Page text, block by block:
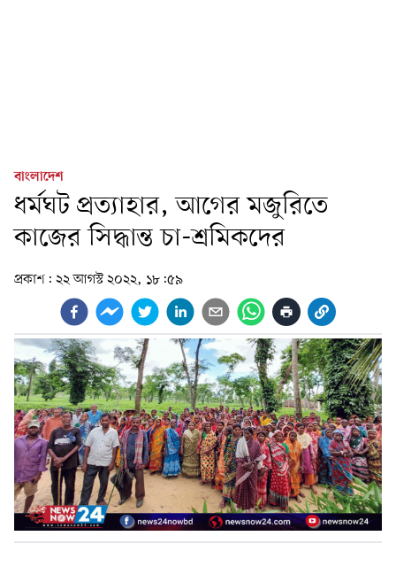
বাংলাদেশ
ধর্মঘট প্রত্যাহার, আগের মজুরিতে
কাজের সিদ্ধান্ত চা-শ্রমিকদের
প্রকাশ: ২২ আগস্ট ২০২২, ১৮:৫৯